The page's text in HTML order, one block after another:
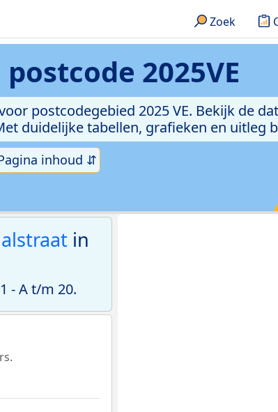
Zoek
postcode 2025VE
postcodegebied 2025 VE. Bekijk de
duidelijke tabellen, grafieken en uitleg
inhoud ⇵
in
- A t/m 20.